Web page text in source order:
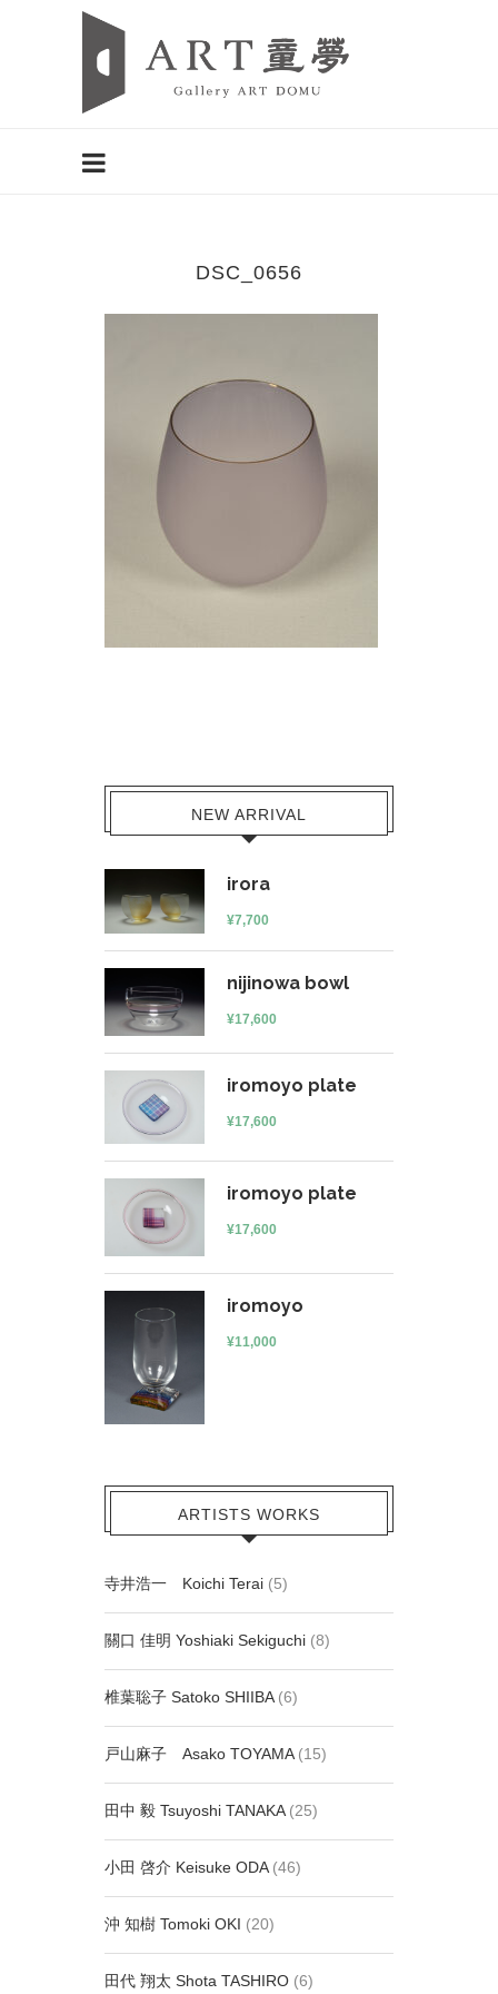
DSC_0656
NEW ARRIVAL
irora
¥7,700
nijinowa bowl
¥17,600
iromoyo plate
¥17,600
iromoyo plate
¥17,600
iromoyo
¥11,000
ARTISTS WORKS
寺井浩一 Koichi Terai (5)
關口 佳明 Yoshiaki Sekiguchi (8)
椎葉聡子 Satoko SHIIBA (6)
戸山麻子 Asako TOYAMA (15)
田中 毅 Tsuyoshi TANAKA (25)
小田 啓介 Keisuke ODA (46)
沖 知樹 Tomoki OKI (20)
田代 翔太 Shota TASHIRO (6)